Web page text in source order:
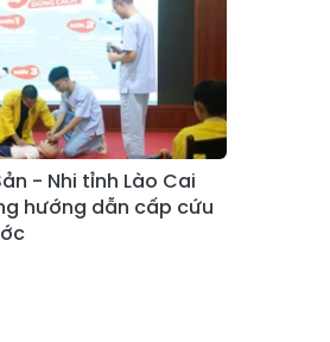
Xã Bản Lầu
Xã Si Ma Cai
Xã Nậm Xé
Xã Chế Tạo
- Nhi tỉnh Lào Cai
hướng dẫn cấp cứu